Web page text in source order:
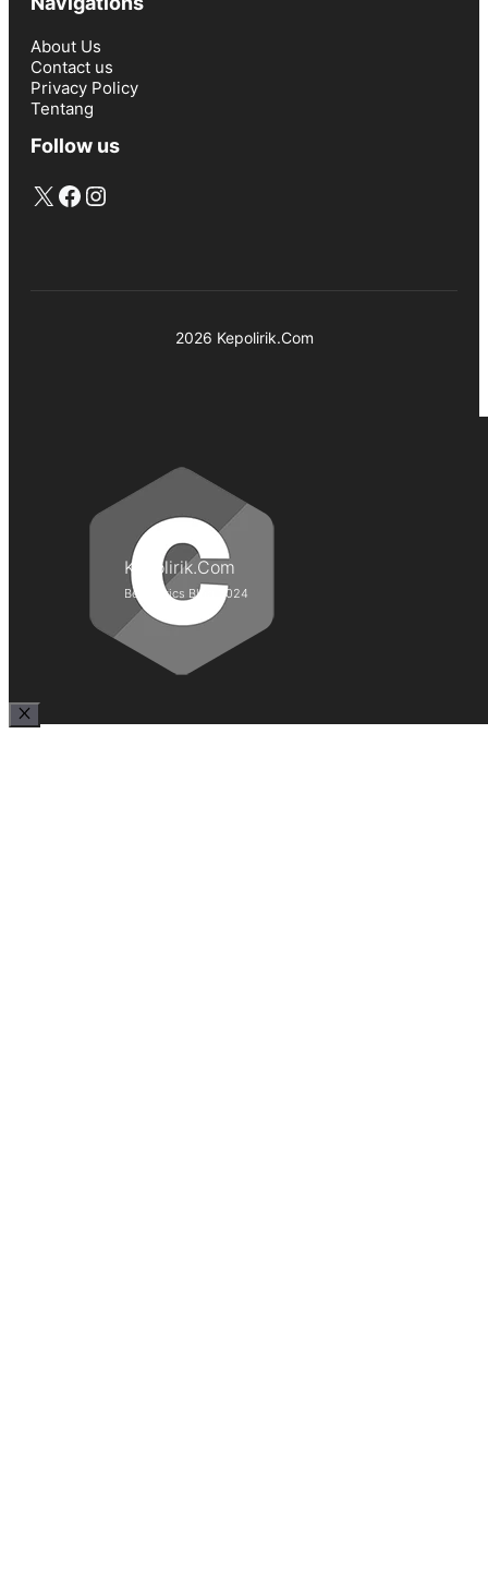
About Us
Contact us
Privacy Policy
Tentang
Follow us
X Facebook
Instagram
2026 Kepolirik.Com
Kepolirik.Com
Best Lyrics Blog 2024
Close